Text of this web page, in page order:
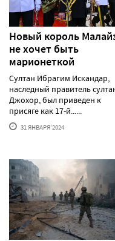
Новый король
не хочет быть
марионеткой
Султан Ибрагим Искандар,
наследный правитель
Джохор, был приведен к
присяге как 17-й......
31 ЯНВАРЯ'2024